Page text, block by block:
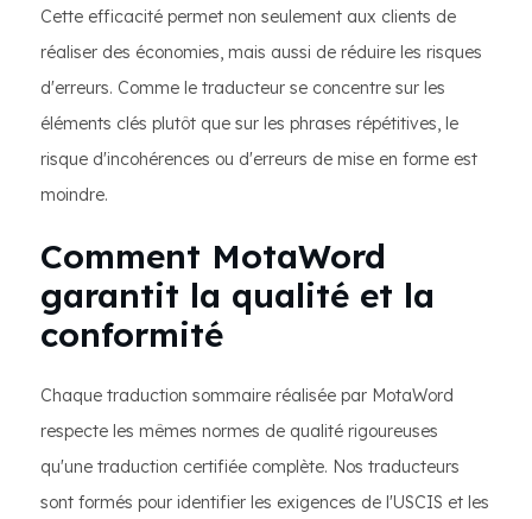
Cette efficacité permet non seulement aux clients de
réaliser des économies, mais aussi de réduire les risques
d'erreurs. Comme le traducteur se concentre sur les
éléments clés plutôt que sur les phrases répétitives, le
risque d'incohérences ou d'erreurs de mise en forme est
moindre.
Comment MotaWord
garantit la qualité et la
conformité
Chaque traduction sommaire réalisée par MotaWord
respecte les mêmes normes de qualité rigoureuses
qu'une traduction certifiée complète. Nos traducteurs
sont formés pour identifier les exigences de l'USCIS et les